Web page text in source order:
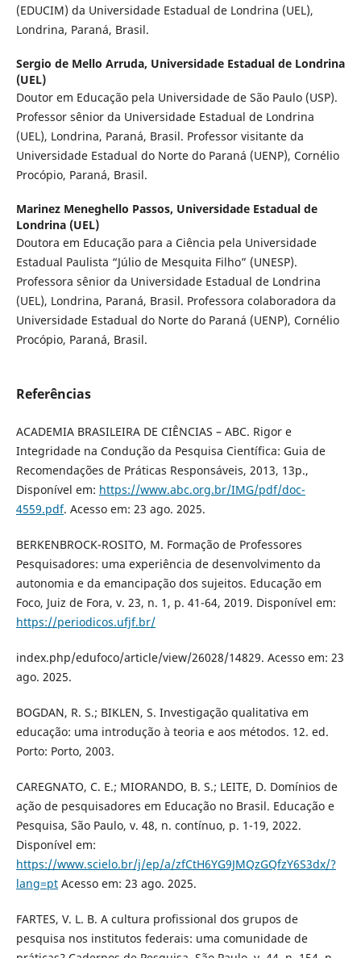
(EDUCIM) da Universidade Estadual de Londrina (UEL),
Londrina, Paraná, Brasil.
Sergio de Mello Arruda, Universidade Estadual de Londrina
(UEL)
Doutor em Educação pela Universidade de São Paulo (USP).
Professor sênior da Universidade Estadual de Londrina
(UEL), Londrina, Paraná, Brasil. Professor visitante da
Universidade Estadual do Norte do Paraná (UENP), Cornélio
Procópio, Paraná, Brasil.
Marinez Meneghello Passos, Universidade Estadual de
Londrina (UEL)
Doutora em Educação para a Ciência pela Universidade
Estadual Paulista “Júlio de Mesquita Filho” (UNESP).
Professora sênior da Universidade Estadual de Londrina
(UEL), Londrina, Paraná, Brasil. Professora colaboradora da
Universidade Estadual do Norte do Paraná (UENP), Cornélio
Procópio, Paraná, Brasil.
Referências
ACADEMIA BRASILEIRA DE CIÊNCIAS – ABC. Rigor e
Integridade na Condução da Pesquisa Científica: Guia de
Recomendações de Práticas Responsáveis, 2013, 13p.,
Disponível em: https://www.abc.org.br/IMG/pdf/doc-
4559.pdf. Acesso em: 23 ago. 2025.
BERKENBROCK-ROSITO, M. Formação de Professores
Pesquisadores: uma experiência de desenvolvimento da
autonomia e da emancipação dos sujeitos. Educação em
Foco, Juiz de Fora, v. 23, n. 1, p. 41-64, 2019. Disponível em:
https://periodicos.ufjf.br/
index.php/edufoco/article/view/26028/14829. Acesso em: 23
ago. 2025.
BOGDAN, R. S.; BIKLEN, S. Investigação qualitativa em
educação: uma introdução à teoria e aos métodos. 12. ed.
Porto: Porto, 2003.
CAREGNATO, C. E.; MIORANDO, B. S.; LEITE, D. Domínios de
ação de pesquisadores em Educação no Brasil. Educação e
Pesquisa, São Paulo, v. 48, n. contínuo, p. 1-19, 2022.
Disponível em:
https://www.scielo.br/j/ep/a/zfCtH6YG9JMQzGQfzY6S3dx/?
lang=ptAcesso em: 23 ago. 2025.
FARTES, V. L. B. A cultura profissional dos grupos de
pesquisa nos institutos federais: uma comunidade de